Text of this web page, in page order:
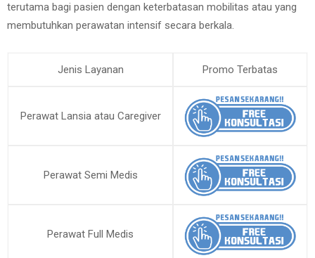
terutama bagi pasien dengan keterbatasan mobilitas atau yang
membutuhkan perawatan intensif secara berkala.
Jenis Layanan Promo Terbatas
Perawat Lansia atau Caregiver
Perawat Semi Medis
Perawat Full Medis